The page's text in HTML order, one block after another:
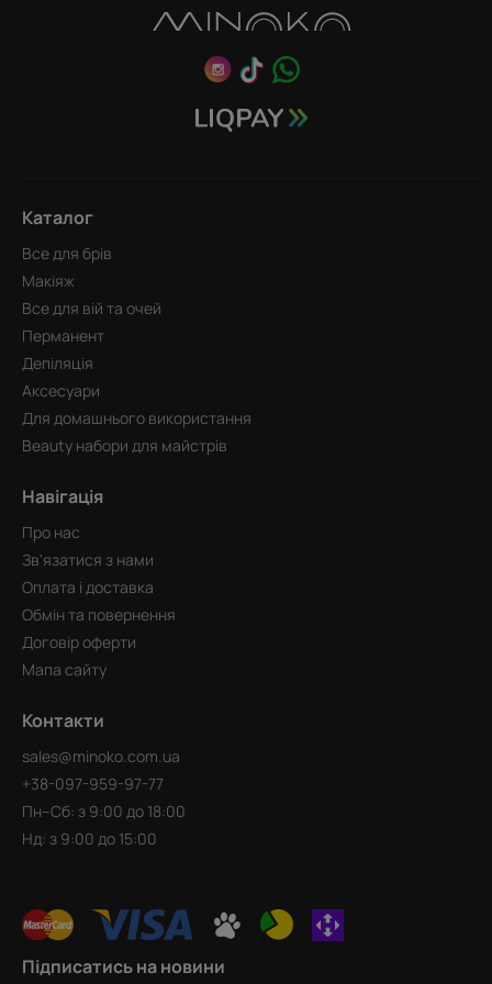
Каталог
Все для брів
Макіяж
Все для вій та очей
Перманент
Депіляція
Аксесуари
Для домашнього використання
Beauty набори для майстрів
Навігація
Про нас
Зв'язатися з нами
Оплата і доставка
Обмін та повернення
Договір оферти
Мапа сайту
Контакти
sales@minoko.com.ua
+38-097-959-97-77
Пн–Сб: з 9:00 до 18:00
Нд: з 9:00 до 15:00
Підписатись на новини